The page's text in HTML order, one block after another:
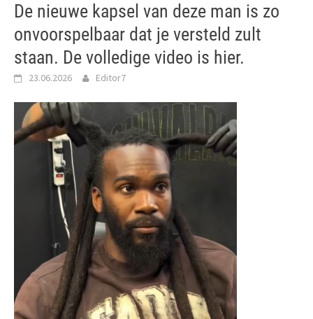
De nieuwe kapsel van deze man is zo
onvoorspelbaar dat je versteld zult
staan. De volledige video is hier.
23.06.2026 Editor7